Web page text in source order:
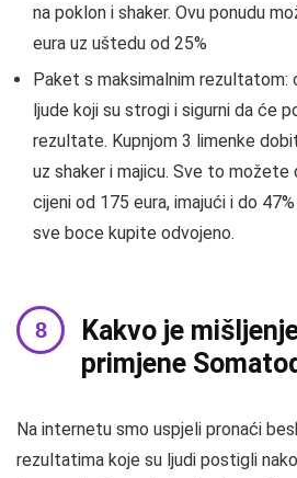
na poklon i shaker. Ovu ponudu
eura uz uštedu od 25%
Paket s maksimalnim rezultatom:
ljude koji su strogi i sigurni da će
rezultate. Kupnjom 3 limenke
uz shaker i majicu. Sve to
cijeni od 175 eura, imajući i do
sve boce kupite odvojeno.
Kakvo je
primjene
Na internetu smo uspjeli pronaći
rezultatima koje su ljudi postigli